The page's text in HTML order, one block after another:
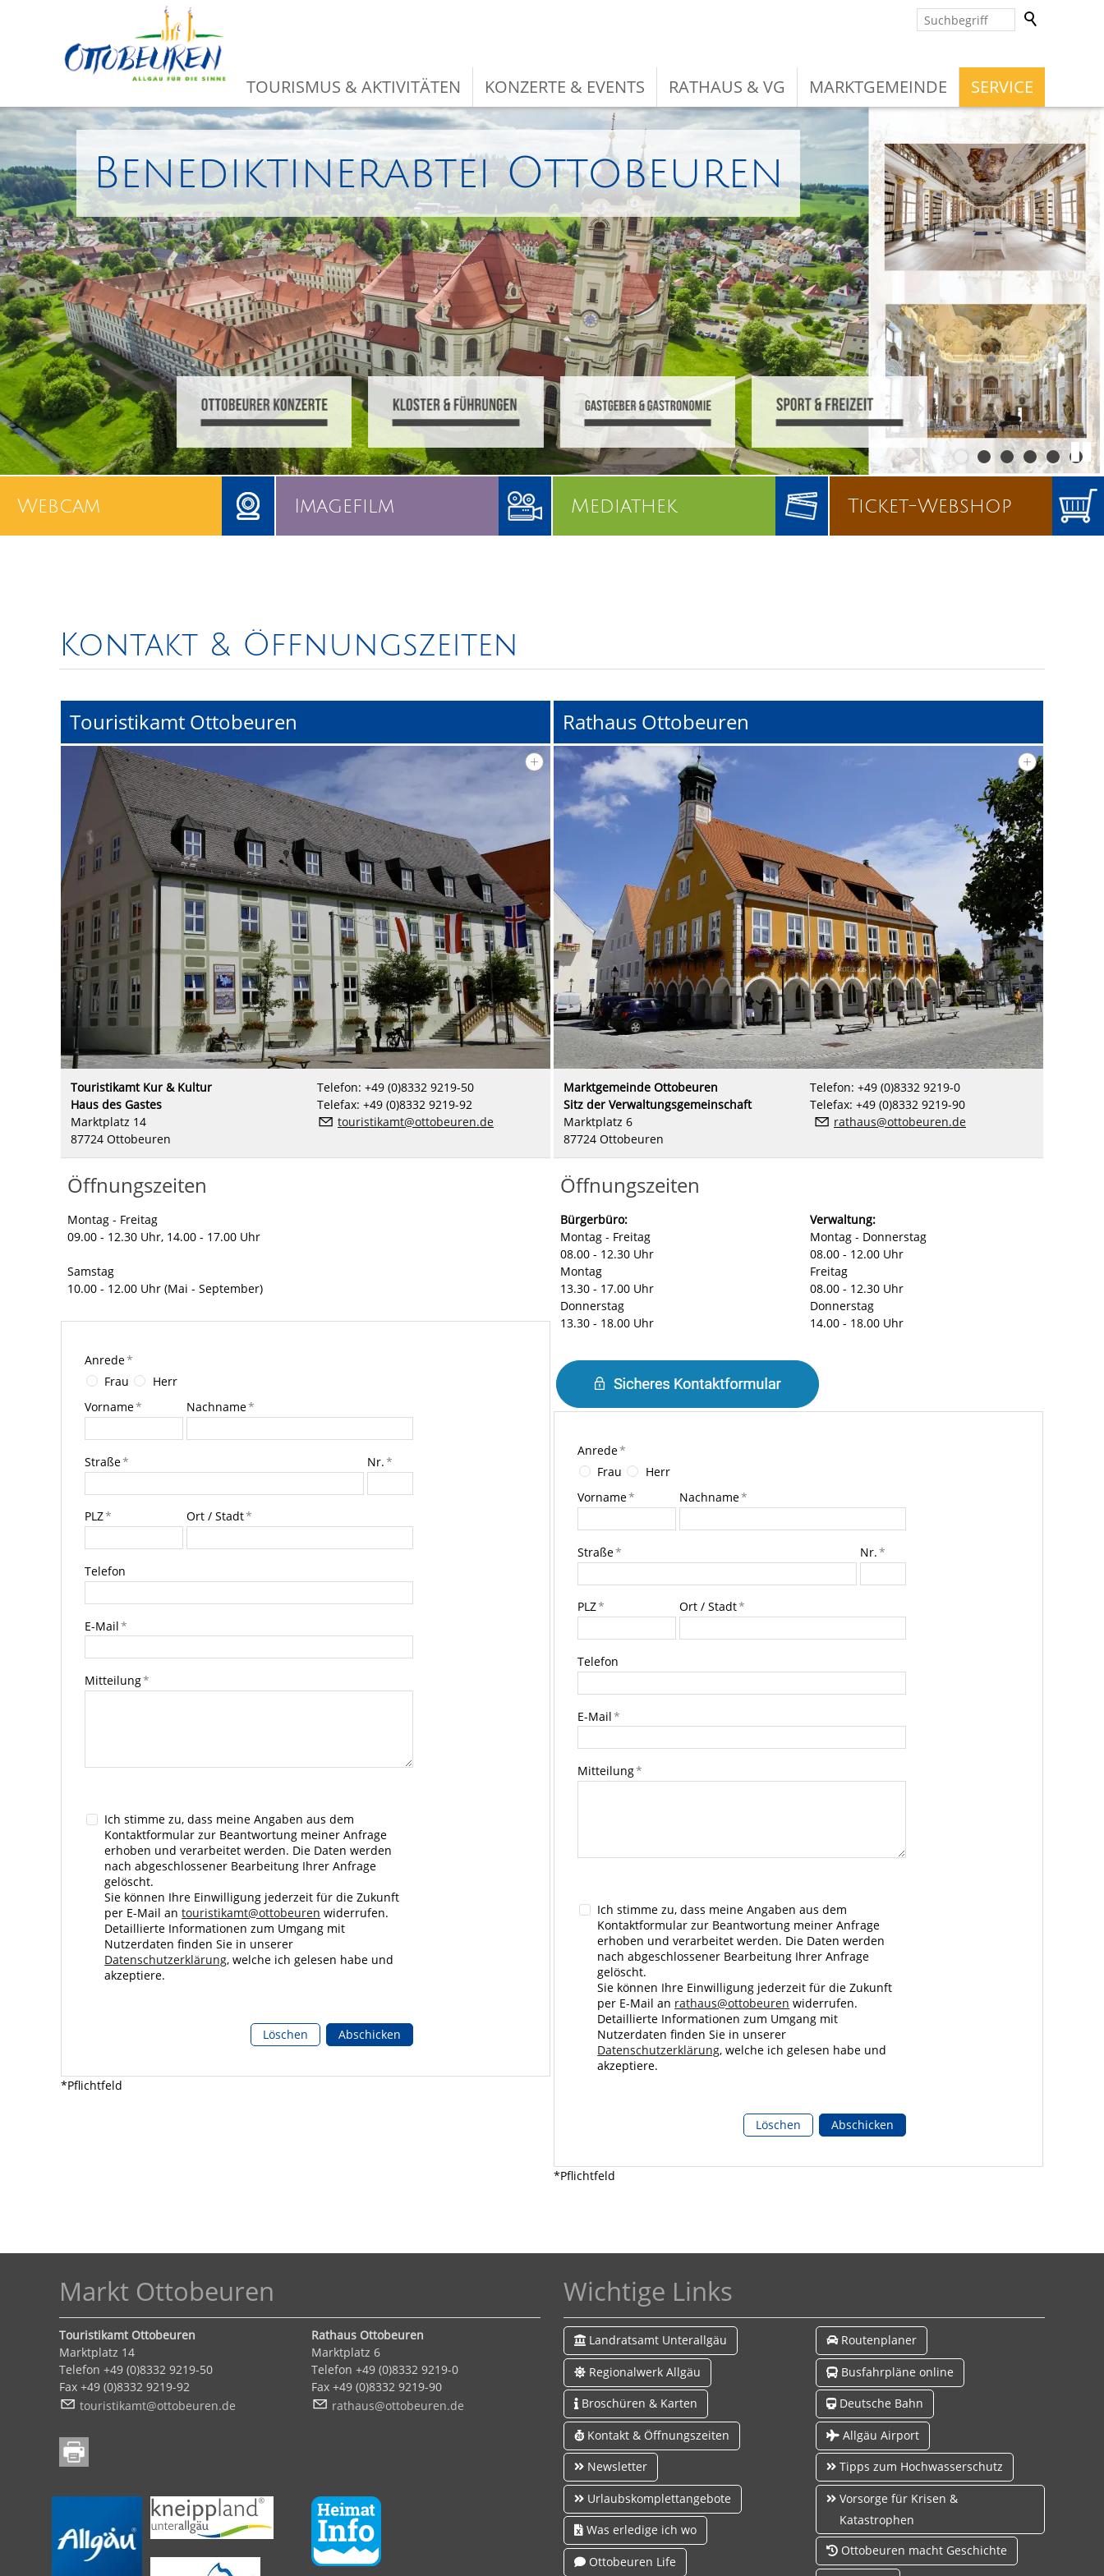
TOURISMUS & AKTIVITÄTEN KONZERTE & EVENTS RATHAUS & VG MARKTGEMEINDE SERVICE
Benediktinerabtei Ottobeuren
Webcam Imagefilm Mediathek Ticket-Webshop
Kontakt & Öffnungszeiten
Touristikamt Ottobeuren
Touristikamt Kur & Kultur
Haus des Gastes
Marktplatz 14
87724 Ottobeuren
Telefon: +49 (0)8332 9219-50
Telefax: +49 (0)8332 9219-92
touristikamt@ottobeuren.de
Öffnungszeiten
Montag - Freitag
09.00 - 12.30 Uhr, 14.00 - 17.00 Uhr
Samstag
10.00 - 12.00 Uhr (Mai - September)
Anrede*
Frau
Herr
Vorname* Nachname*
Straße* Nr.*
PLZ* Ort / Stadt*
Telefon
E-Mail*
Mitteilung*
Ich stimme zu, dass meine Angaben aus dem
Kontaktformular zur Beantwortung meiner Anfrage
erhoben und verarbeitet werden. Die Daten werden
nach abgeschlossener Bearbeitung Ihrer Anfrage
gelöscht.
Sie können Ihre Einwilligung jederzeit für die Zukunft
per E-Mail antouristikamt@ottobeuren widerrufen.
Detaillierte Informationen zum Umgang mit
Nutzerdaten finden Sie in unserer
Datenschutzerklärung, welche ich gelesen habe und
akzeptiere.
Löschen Abschicken
*Pflichtfeld
Rathaus Ottobeuren
Marktgemeinde Ottobeuren
Sitz der Verwaltungsgemeinschaft
Marktplatz 6
87724 Ottobeuren
Telefon: +49 (0)8332 9219-0
Telefax: +49 (0)8332 9219-90
rathaus@ottobeuren.de
Öffnungszeiten
Bürgerbüro:
Montag - Freitag
08.00 - 12.30 Uhr
Montag
13.30 - 17.00 Uhr
Donnerstag
13.30 - 18.00 Uhr
Verwaltung:
Montag - Donnerstag
08.00 - 12.00 Uhr
Freitag
08.00 - 12.30 Uhr
Donnerstag
14.00 - 18.00 Uhr
Anrede*
Frau
Herr
Vorname* Nachname*
Straße* Nr.*
PLZ* Ort / Stadt*
Telefon
E-Mail*
Mitteilung*
Ich stimme zu, dass meine Angaben aus dem
Kontaktformular zur Beantwortung meiner Anfrage
erhoben und verarbeitet werden. Die Daten werden
nach abgeschlossener Bearbeitung Ihrer Anfrage
gelöscht.
Sie können Ihre Einwilligung jederzeit für die Zukunft
per E-Mail an rathaus@ottobeuren widerrufen.
Detaillierte Informationen zum Umgang mit
Nutzerdaten finden Sie in unserer
Datenschutzerklärung, welche ich gelesen habe und
akzeptiere.
Löschen Abschicken
*Pflichtfeld
Markt Ottobeuren
Touristikamt Ottobeuren
Marktplatz 14
Telefon +49 (0)8332 9219-50
Fax +49 (0)8332 9219-92
t
r st k mt tt b r n d
Rathaus Ottobeuren
Marktplatz 6
Telefon +49 (0)8332 9219-0
Fax +49 (0)8332 9219-90
r th s tt b r n d
Wichtige Links
Landratsamt Unterallgäu
Regionalwerk Allgäu
Broschüren & Karten
Kontakt & Öffnungszeiten
Newsletter
Urlaubskomplettangebote
Was erledige ich wo
Ottobeuren Life
Routenplaner
Busfahrpläne online
Deutsche Bahn
Allgäu Airport
Tipps zum Hochwasserschutz
Vorsorge für Krisen &
Katastrophen
Ottobeuren macht Geschichte